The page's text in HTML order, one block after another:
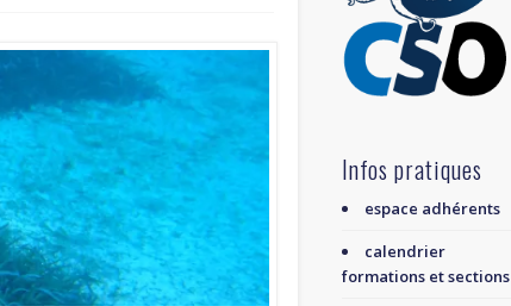
Infos pratiques
espace adhérents
calendrier
formations et sections